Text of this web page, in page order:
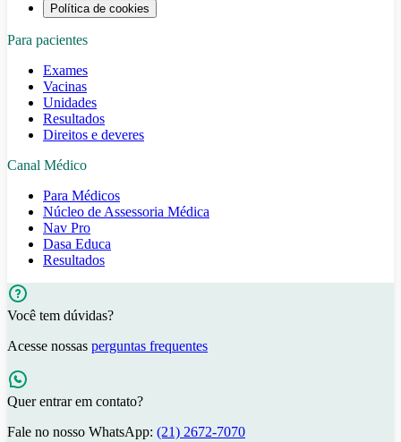
Política de cookies
Para pacientes
Exames
Vacinas
Unidades
Resultados
Direitos e deveres
Canal Médico
Para Médicos
Núcleo de Assessoria Médica
Nav Pro
Dasa Educa
Resultados
Você tem dúvidas?
Acesse nossas perguntas frequentes
Quer entrar em contato?
Fale no nosso WhatsApp: (21) 2672-7070